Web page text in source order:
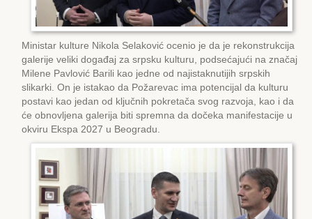
Ministar kulture Nikola Selaković ocenio je da je rekonstrukcija
galerije veliki događaj za srpsku kulturu, podsećajući na značaj
Milene Pavlović Barili kao jedne od najistaknutijih srpskih
slikarki. On je istakao da Požarevac ima potencijal da kulturu
postavi kao jedan od ključnih pokretača svog razvoja, kao i da
će obnovljena galerija biti spremna da dočeka manifestacije u
okviru Еkspa 2027 u Beogradu.